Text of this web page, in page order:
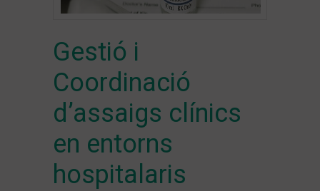
Gestió i Coordinació d’assaigs clínics en entorns
Coordinació d’Assaigs Clínics en Malalties
Neurològiques i Salut Mental
Gestió i
Coordinació
d’assaigs clínics
en entorns
hospitalaris